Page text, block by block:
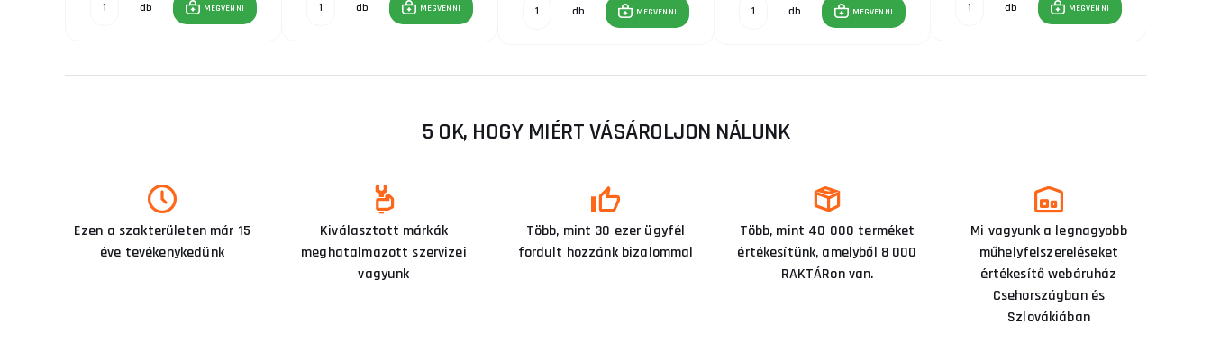
db MEGVENNI db MEGVENNI db MEGVENNI db MEGVENNI db MEGVENNI
5 OK, HOGY MIÉRT VÁSÁROLJON NÁLUNK
Ezen a szakterületen már 15
éve tevékenykedünk
Kiválasztott márkák
meghatalmazott szervizei
vagyunk
Több, mint 30 ezer ügyfél
fordult hozzánk bizalommal
Több, mint 40 000 terméket
értékesítünk, amelyből 8 000
RAKTÁRon van.
Mi vagyunk a legnagyobb
műhelyfelszereléseket
értékesítő webáruház
Csehországban és
Szlovákiában